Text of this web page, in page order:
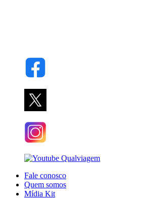
Fale conosco
Quem somos
Mídia Kit